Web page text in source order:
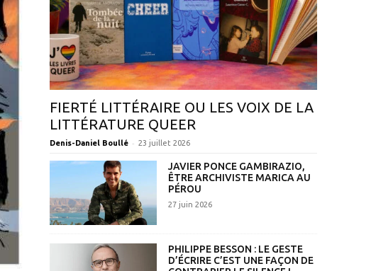
FIERTÉ LITTÉRAIRE OU LES VOIX DE LA
LITTÉRATURE QUEER
Denis-Daniel Boullé - 23 juillet 2026
JAVIER PONCE GAMBIRAZIO,
ÊTRE ARCHIVISTE MARICA AU
PÉROU
27 juin 2026
PHILIPPE BESSON : LE GESTE
D’ÉCRIRE C’EST UNE FAÇON DE